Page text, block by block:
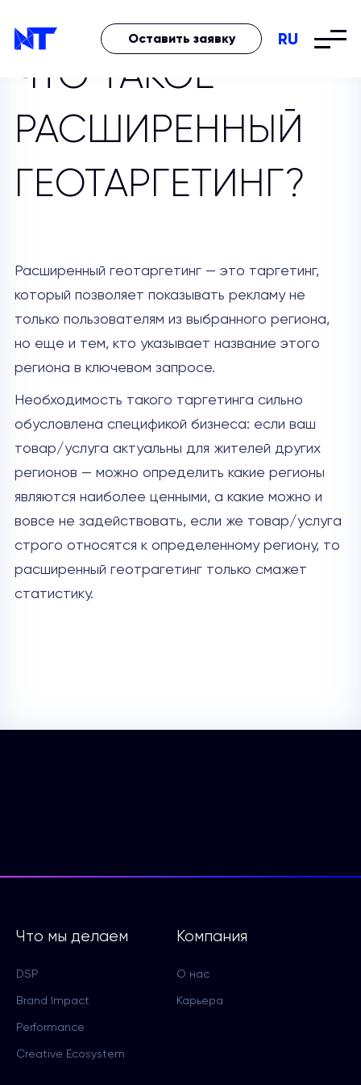
RU
Оставить заявку
ЧТО ТАКОЕ
РАСШИРЕННЫЙ
ГЕОТАРГЕТИНГ?
Расширенный геотаргетинг — это таргетинг,
который позволяет показывать рекламу не
только пользователям из выбранного региона,
но еще и тем, кто указывает название этого
региона в ключевом запросе.
Необходимость такого таргетинга сильно
обусловлена спецификой бизнеса: если ваш
товар/услуга актуальны для жителей других
регионов — можно определить какие регионы
являются наиболее ценными, а какие можно и
вовсе не задействовать, если же товар/услуга
строго относятся к определенному региону, то
расширенный геотрагетинг только смажет
статистику.
Компания
О нас
Карьера
Что мы делаем
DSP
Brand Impact
Performance
Creative Ecosystem